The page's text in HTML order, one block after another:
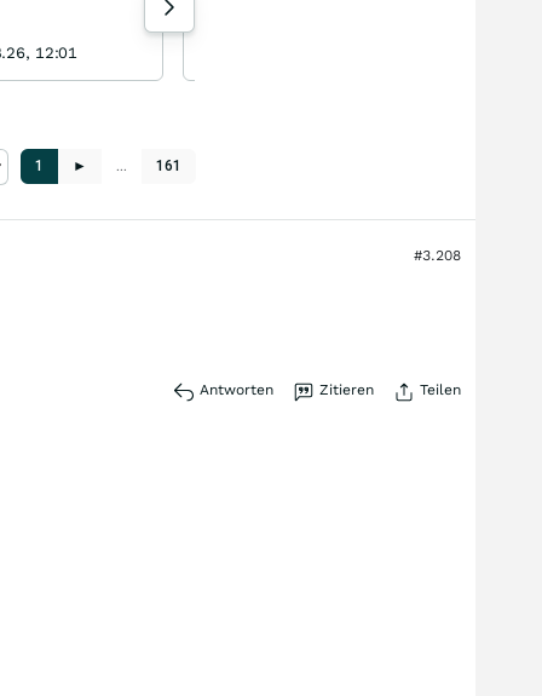
12:01
1 ► … 161
#3.208
Antworten Zitieren Teilen